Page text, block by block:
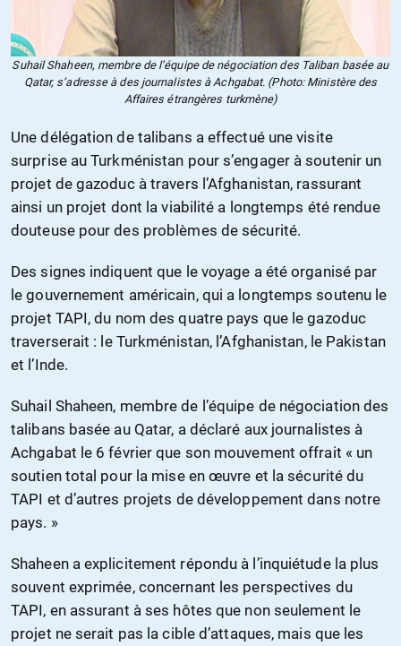
Suhail Shaheen, membre de l’équipe de négociation des Taliban basée au
Qatar, s’adresse à des journalistes à Achgabat. (Photo: Ministère des
Affaires étrangères turkmène)
Une délégation de talibans a effectué une visite
surprise au Turkménistan pour s’engager à soutenir un
projet de gazoduc à travers l’Afghanistan, rassurant
ainsi un projet dont la viabilité a longtemps été rendue
douteuse pour des problèmes de sécurité.
Des signes indiquent que le voyage a été organisé par
le gouvernement américain, qui a longtemps soutenu le
projet TAPI, du nom des quatre pays que le gazoduc
traverserait : le Turkménistan, l’Afghanistan, le Pakistan
et l’Inde.
Suhail Shaheen, membre de l’équipe de négociation des
talibans basée au Qatar, a déclaré aux journalistes à
Achgabat le 6 février que son mouvement offrait « un
soutien total pour la mise en œuvre et la sécurité du
TAPI et d’autres projets de développement dans notre
pays. »
Shaheen a explicitement répondu à l’inquiétude la plus
souvent exprimée, concernant les perspectives du
TAPI, en assurant à ses hôtes que non seulement le
projet ne serait pas la cible d’attaques, mais que les